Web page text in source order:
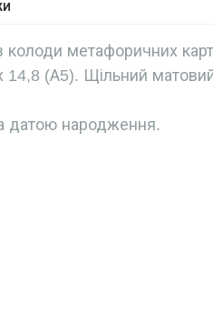
колоди метафоричних карт
14,8 (А5). Щільний
датою народження.